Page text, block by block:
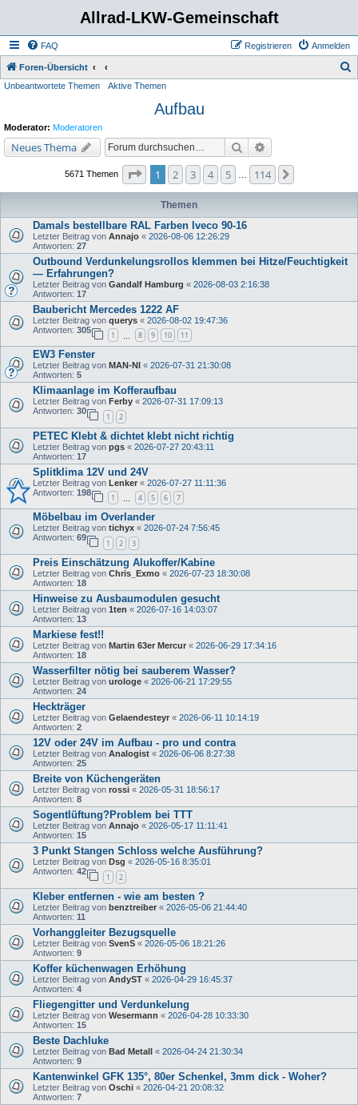
Allrad-LKW-Gemeinschaft
FAQ Anmelden
Registrieren
Foren-Übersicht
Unbeantwortete Themen Aktive Themen
Aufbau
Moderator: Moderatoren
Neues Thema Suche
5671 Themen Seite von 114
1 2 3 4 5 114
Themen
Damals bestellbare RAL Farben Iveco 90-16
Letzter Beitrag von Annajo « 2026-08-06 12:26:29
Antworten: 27
Outbound Verdunkelungsrollos klemmen bei Hitze/Feuchtigkeit
— Erfahrungen?
Letzter Beitrag von Gandalf Hamburg « 2026-08-03 2:16:38
Antworten: 17
Baubericht Mercedes 1222 AF
Letzter Beitrag von querys « 2026-08-02 19:47:36
Antworten: 305
1 8 9 10 11
EW3 Fenster
Letzter Beitrag von MAN-NI « 2026-07-31 21:30:08
Antworten: 5
Klimaanlage im Kofferaufbau
Letzter Beitrag von Ferby « 2026-07-31 17:09:13
Antworten: 30
1 2
PETEC Klebt & dichtet klebt nicht richtig
Letzter Beitrag von pgs « 2026-07-27 20:43:11
Antworten: 17
Splitklima 12V und 24V
Letzter Beitrag von Lenker « 2026-07-27 11:11:36
Antworten: 198
1 4 5 6 7
Möbelbau im Overlander
Letzter Beitrag von tichyx « 2026-07-24 7:56:45
Antworten: 69
1 2 3
Preis Einschätzung Alukoffer/Kabine
Letzter Beitrag von Chris_Exmo « 2026-07-23 18:30:08
Antworten: 18
Hinweise zu Ausbaumodulen gesucht
Letzter Beitrag von 1ten « 2026-07-16 14:03:07
Antworten: 13
Markiese fest!!
Letzter Beitrag von Martin 63er Mercur « 2026-06-29 17:34:16
Antworten: 18
Wasserfilter nötig bei sauberem Wasser?
Letzter Beitrag von urologe « 2026-06-21 17:29:55
Antworten: 24
Heckträger
Letzter Beitrag von Gelaendesteyr « 2026-06-11 10:14:19
Antworten: 2
12V oder 24V im Aufbau - pro und contra
Letzter Beitrag von Analogist « 2026-06-06 8:27:38
Antworten: 25
Breite von Küchengeräten
Letzter Beitrag von rossi « 2026-05-31 18:56:17
Antworten: 8
Sogentlüftung?Problem bei TTT
Letzter Beitrag von Annajo « 2026-05-17 11:11:41
Antworten: 15
3 Punkt Stangen Schloss welche Ausführung?
Letzter Beitrag von Dsg « 2026-05-16 8:35:01
Antworten: 42
1 2
Kleber entfernen - wie am besten ?
Letzter Beitrag von benztreiber « 2026-05-06 21:44:40
Antworten: 11
Vorhanggleiter Bezugsquelle
Letzter Beitrag von SvenS « 2026-05-06 18:21:26
Antworten: 9
Koffer küchenwagen Erhöhung
Letzter Beitrag von AndyST « 2026-04-29 16:45:37
Antworten: 4
Fliegengitter und Verdunkelung
Letzter Beitrag von Wesermann « 2026-04-28 10:33:30
Antworten: 15
Beste Dachluke
Letzter Beitrag von Bad Metall « 2026-04-24 21:30:34
Antworten: 9
Kantenwinkel GFK 135°, 80er Schenkel, 3mm dick - Woher?
Letzter Beitrag von Oschi « 2026-04-21 20:08:32
Antworten: 7